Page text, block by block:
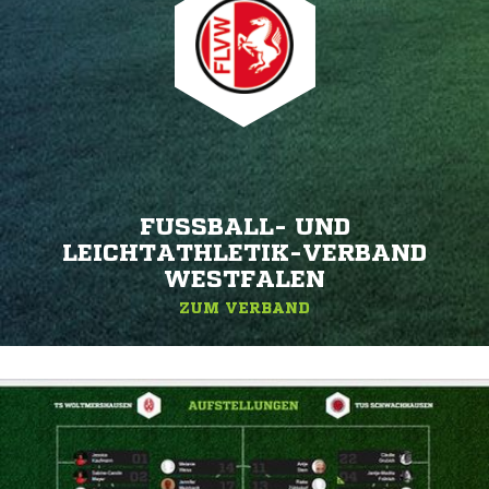
FUSSBALL- UND L
EICHTATHLETIK-VERBAND W
ESTFALEN
ZUM VERBAND